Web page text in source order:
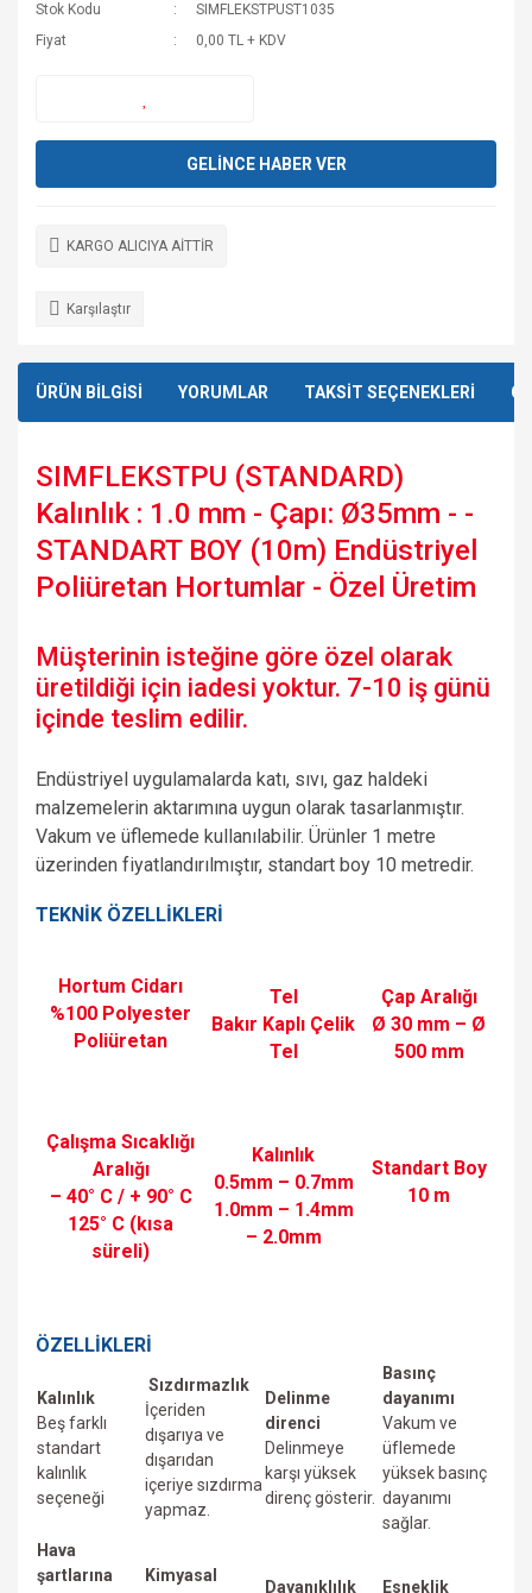
Stok Kodu
SIMFLEKSTPUST1035
Fiyat
0,00 TL + KDV
GELİNCE HABER VER
KARGO ALICIYA AİTTİR
Karşılaştır
ÜRÜN BİLGİSİ YORUMLAR TAKSİT SEÇENEKLERİ
SIMFLEKSTPU (STANDARD)
Kalınlık : 1.0 mm - Çapı: Ø35mm - -
STANDART BOY (10m) Endüstriyel
Poliüretan Hortumlar - Özel Üretim
Müşterinin isteğine göre özel olarak
üretildiği için iadesi yoktur. 7-10 iş günü
içinde teslim edilir.
Endüstriyel uygulamalarda katı, sıvı, gaz haldeki
malzemelerin aktarımına uygun olarak tasarlanmıştır.
Vakum ve üflemede kullanılabilir. Ürünler 1 metre
üzerinden fiyatlandırılmıştır, standart boy 10 metredir.
TEKNİK ÖZELLİKLERİ
Hortum Cidarı
%100 Polyester
Poliüretan
Tel
Bakır Kaplı Çelik
Tel
Çap Aralığı
Ø 30 mm – Ø
500 mm
Çalışma Sıcaklığı
Aralığı
– 40° C / + 90° C
125° C (kısa
süreli)
Kalınlık
0.5mm – 0.7mm
1.0mm – 1.4mm
– 2.0mm
Standart Boy
10 m
ÖZELLİKLERİ
Kalınlık
Beş farklı
standart
kalınlık
seçeneği
Sızdırmazlık
İçeriden
dışarıya ve
dışarıdan
içeriye sızdırma
yapmaz.
Delinme
direnci
Delinmeye
karşı yüksek
direnç gösterir.
Basınç
dayanımı
Vakum ve
üfIemede
yüksek basınç
dayanımı
sağlar.
Hava
şartlarına
Kimyasal
Dayanıklılık Esneklik